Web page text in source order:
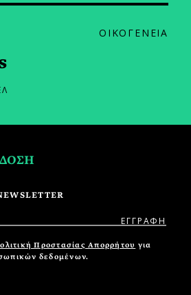
ΟΙΚΟΓΕΝΕΙΑ
Προστασίας Απορρήτου για
δεδομένων.